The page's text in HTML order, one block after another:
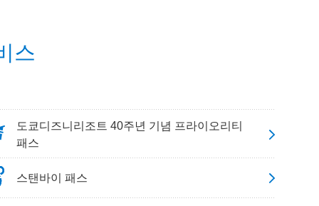
스
도쿄디즈니리조트 40주년 기념 프라이오리티
패스
스탠바이 패스